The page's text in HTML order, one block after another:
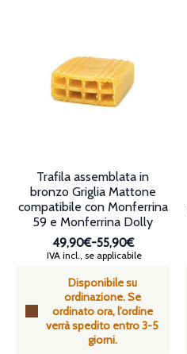
essere
scelte
nella
Disponibile su
ordinazione. Se
ordinato ora, l’ordine
verrà spedito entro 3-5
giorni.
Trafila assemblata in
bronzo Griglia Mattone
compatibile con Monferrina
59 e Monferrina Dolly
49,90€-55,90€
Fascia
prezzo:
da
49,90€
a
55,90€
IVA incl., se applicabile